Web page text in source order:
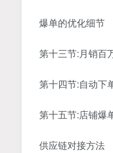
爆单的优化细节
第十三节:月销百
第十四节:自动下
第十五节:店铺爆
供应链对接方法